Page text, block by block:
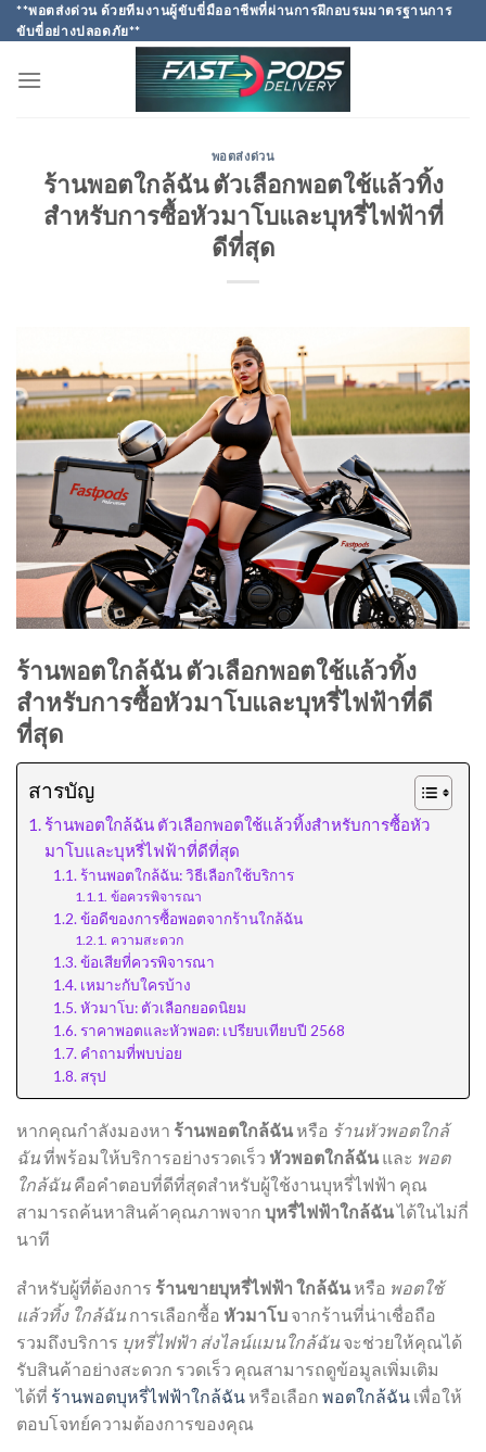
Skip
to
**พอตส่งด่วน ด้วยทีมงานผู้ขับขี่มืออาชีพที่ผ่านการฝึกอบรมมาตรฐานการ
ขับขี่อย่างปลอดภัย**
พอตส่งด่วน
ร้านพอตใกล้ฉัน ตัวเลือกพอตใช้แล้วทิ้ง
สำหรับการซื้อหัวมาโบและบุหรี่ไฟฟ้าที่
ดีที่สุด
ร้านพอตใกล้ฉัน ตัวเลือกพอตใช้แล้วทิ้ง
สำหรับการซื้อหัวมาโบและบุหรี่ไฟฟ้าที่ดี
ที่สุด
สารบัญ
ร้านพอตใกล้ฉัน ตัวเลือกพอตใช้แล้วทิ้งสำหรับการซื้อหัว
มาโบและบุหรี่ไฟฟ้าที่ดีที่สุด
ร้านพอตใกล้ฉัน: วิธีเลือกใช้บริการ
ข้อควรพิจารณา
ข้อดีของการซื้อพอตจากร้านใกล้ฉัน
ความสะดวก
ข้อเสียที่ควรพิจารณา
เหมาะกับใครบ้าง
หัวมาโบ: ตัวเลือกยอดนิยม
ราคาพอตและหัวพอต: เปรียบเทียบปี 2568
คำถามที่พบบ่อย
สรุป
หากคุณกำลังมองหา ร้านพอตใกล้ฉัน หรือ ร้านหัวพอตใกล้
ฉันที่พร้อมให้บริการอย่างรวดเร็ว หัวพอตใกล้ฉัน และ พอต
ใกล้ฉัน คือคำตอบที่ดีที่สุดสำหรับผู้ใช้งานบุหรี่ไฟฟ้า คุณ
สามารถค้นหาสินค้าคุณภาพจาก บุหรี่ไฟฟ้าใกล้ฉันได้ในไม่กี่
นาที
สำหรับผู้ที่ต้องการ ร้านขายบุหรี่ไฟฟ้า ใกล้ฉัน หรือ พอตใช้
แล้วทิ้ง ใกล้ฉัน การเลือกซื้อ หัวมาโบ จากร้านที่น่าเชื่อถือ
รวมถึงบริการ บุหรี่ไฟฟ้า ส่งไลน์แมนใกล้ฉัน จะช่วยให้คุณได้
รับสินค้าอย่างสะดวก รวดเร็ว คุณสามารถดูข้อมูลเพิ่มเติม
ได้ที่ ร้านพอตบุหรี่ไฟฟ้าใกล้ฉัน หรือเลือก พอตใกล้ฉัน เพื่อให้
ตอบโจทย์ความต้องการของคุณ